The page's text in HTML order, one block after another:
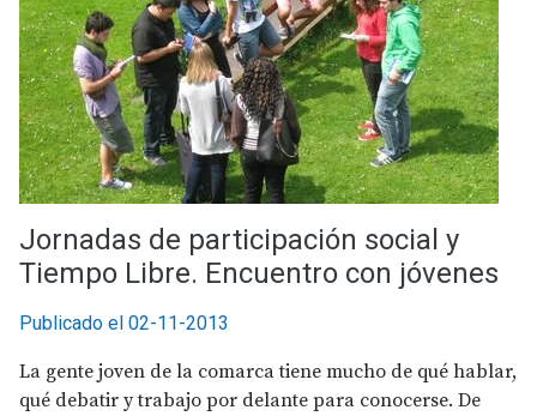
Jornadas de participación social y
Tiempo Libre. Encuentro con jóvenes
Publicado el 02-11-2013
La gente joven de la comarca tiene mucho de qué hablar,
qué debatir y trabajo por delante para conocerse. De